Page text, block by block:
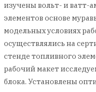
изучены вольт- и ватт-
элементов основе
модельных условиях
осуществлялись на
стенде топливного
рабочий макет
блока. Установлены